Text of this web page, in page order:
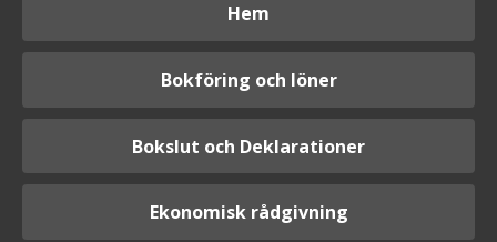
Hem
Bokföring och löner
Bokslut och Deklarationer
Ekonomisk rådgivning